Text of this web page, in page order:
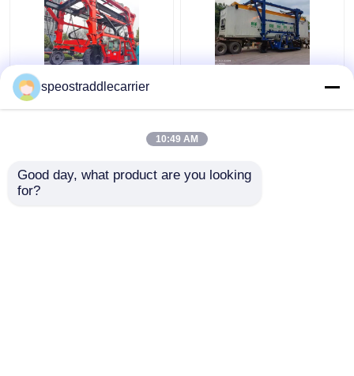
l'industriale 40T il
camion 7km/H 3km/H
L'industriale su misura
fabbriche basse della
entrata
speostraddlecarrier
10:49 AM
Good day, what product are you looking
for?